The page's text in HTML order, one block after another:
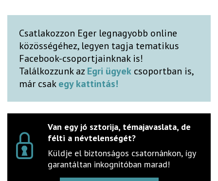
Csatlakozzon Eger legnagyobb online
közösségéhez, legyen tagja tematikus
Facebook-csoportjainknak is!
Találkozzunk az Egri ügyek csoportban is,
már csakegy kattintás!
Van egy jó sztorija, témajavaslata, de
félti a névtelenségét?
Küldje el biztonságos csatornánkon, így
garantáltan inkognitóban marad!